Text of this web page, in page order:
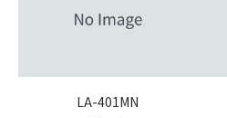
LA-401MN